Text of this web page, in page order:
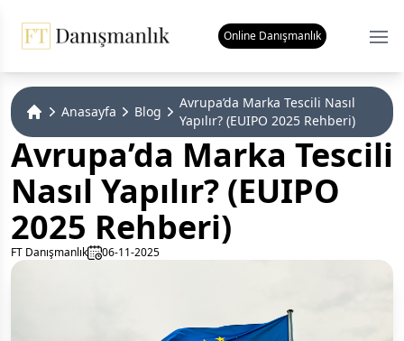
Online Danışmanlık
Anasayfa Blog
Avrupa’da Marka Tescili Nasıl
Yapılır? (EUIPO 2025 Rehberi)
Avrupa’da Marka Tescili
Nasıl Yapılır? (EUIPO
2025 Rehberi)
FT Danışmanlık 06-11-2025